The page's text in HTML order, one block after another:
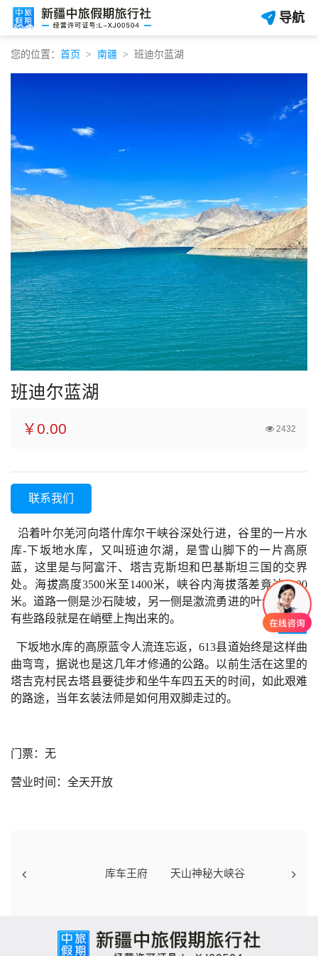
导航
您的位置： 首页 南疆 班迪尔蓝湖
班迪尔蓝湖
￥0.00 2432
联系我们
沿着叶尔羌河向塔什库尔干峡谷深处行进，谷里的一片水
库-下坂地水库，又叫班迪尔湖，是雪山脚下的一片高原
蓝，这里是与阿富汗、塔吉克斯坦和巴基斯坦三国的交界
处。海拔高度3500米至1400米，峡谷内海拔落差竟达2000
米。道路一侧是沙石陡坡，另一侧是激流勇进的叶尔羌河，
有些路段就是在峭壁上掏出来的。
下坂地水库的高原蓝令人流连忘返，613县道始终是这样曲
曲弯弯，据说也是这几年才修通的公路。以前生活在这里的
塔吉克村民去塔县要徒步和坐牛车四五天的时间，如此艰难
的路途，当年玄装法师是如何用双脚走过的。
门票：无
营业时间：全天开放
库车王府 天山神秘大峡谷